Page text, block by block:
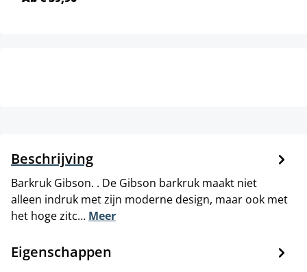
Beschrijving
Barkruk Gibson. . De Gibson barkruk maakt niet
alleen indruk met zijn moderne design, maar ook met
het hoge zitc… Meer
Eigenschappen